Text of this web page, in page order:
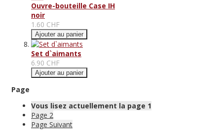
Ouvre-bouteille Case IH
noir
1.60 CHF
Ajouter au panier
Set d`aimants
6.90 CHF
Ajouter au panier
Page
Vous lisez actuellement la page 1
Page 2
Page Suivant